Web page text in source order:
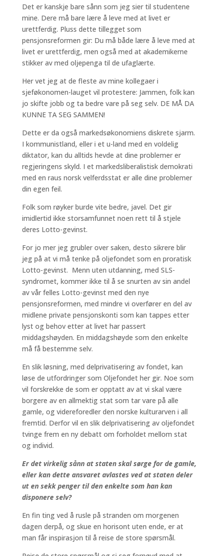
Det er kanskje bare sånn som jeg sier til studentene
mine. Dere må bare lære å leve med at livet er
urettferdig. Pluss dette tillegget som
pensjonsreformen gir: Du må både lære å leve med at
livet er urettferdig, men også med at akademikerne
stikker av med oljepenga til de ufaglærte.
Her vet jeg at de fleste av mine kollegaer i
sjeføkonomen-lauget vil protestere: Jammen, folk kan
jo skifte jobb og ta bedre vare på seg selv. DE MÅ DA
KUNNE TA SEG SAMMEN!
Dette er da også markedsøkonomiens diskrete sjarm.
I kommunistland, eller i et u-land med en voldelig
diktator, kan du alltids hevde at dine problemer er
regjeringens skyld. I et markedsliberalistisk demokrati
med en raus norsk velferdsstat er alle dine problemer
din egen feil.
Folk som røyker burde vite bedre, javel. Det gir
imidlertid ikke storsamfunnet noen rett til å stjele
deres Lotto-gevinst.
For jo mer jeg grubler over saken, desto sikrere blir
jeg på at vi må tenke på oljefondet som en proratisk
Lotto-gevinst. Menn uten utdanning, med SLS-
syndromet, kommer ikke til å se snurten av sin andel
av vår felles Lotto-gevinst med den nye
pensjonsreformen, med mindre vi overfører en del av
midlene private pensjonskonti som kan tappes etter
lyst og behov etter at livet har passert
middagshøyden. En middagshøyde som den enkelte
må få bestemme selv.
En slik løsning, med delprivatisering av fondet, kan
løse de utfordringer som Oljefondet her gir. Noe som
vil forskrekke de som er opptatt av at vi skal være
borgere av en allmektig stat som tar vare på alle
gamle, og videreforedler den norske kulturarven i all
fremtid. Derfor vil en slik delprivatisering av oljefondet
tvinge frem en ny debatt om forholdet mellom stat
og individ.
Er det virkelig sånn at staten skal sørge for de gamle,
eller kan dette ansvaret avlastes ved at staten deler
ut en sekk penger til den enkelte som han kan
disponere selv?
En fin ting ved å rusle på stranden om morgenen
dagen derpå, og skue en horisont uten ende, er at
man får inspirasjon til å reise de store spørsmål.